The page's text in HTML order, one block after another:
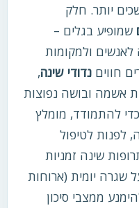
יותר. חלק
שמופיע בגלים –
ולמקומות
חווים נדודי שינה,
אשמה ובושה נפוצות
כדי להתמודד, מומלץ
לפנות לטיפול
שינה זמניות
שגרה יומית (ארוחות
ממצבי סיכון